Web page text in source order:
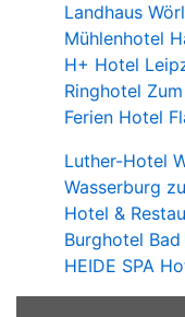
Landhaus
Mühlenhotel
H+ Hotel
Ringhotel
Ferien Hotel
Luther-Hotel
Wasserburg
Hotel &
Burghotel
HEIDE SPA